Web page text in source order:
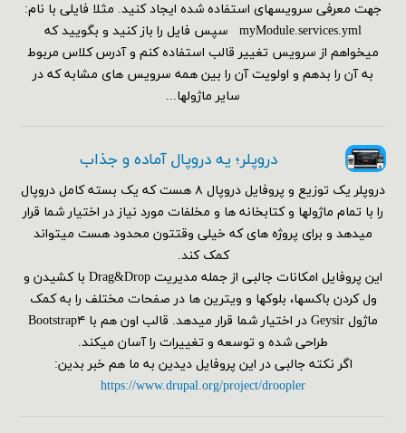
جهت معرفی سرویسهای استفاده شده ایجاد کنید. مثلا فایلی با نام:
myModule.services.yml سپس فایل را باز کنید و بگویید که
میخواهم از سرویس تغییر قالب استفاده کنم و آدرس کلاس مربوط
به آن را بدهم و اولویت آن را بین همه سرویس های مشابه که در
سایر ماژولها...
دروپلر؛ یه دروپال آماده و جذاب
دروپلر یک توزیع و پروفایل دروپال ۸ هست که یک بسته کامل دروپال
را با تمام ماژولها و کتابخانه ها و مخلفات مورد نیاز در اختیار شما قرار
میدهد و برای پروژه های که خیلی وقتتون محدود هست میتواند
کمک کند.
این پروفایل امکانات جالبی از جمله مدیریت Drag&Drop با کشیدن و
ول کردن باکسها، بلوکها و ویترین ها در صفحات مختلف را به کمک
ماژول Geysir در اختیار شما قرار میدهد. قالب اون هم با Bootstrap۴
طراحی شده و توسعه و تغییرات را آسان میکند.
اگر نکته جالبی در این پروفایل دیدین به ما هم خبر بدین:
https://www.drupal.org/project/droopler